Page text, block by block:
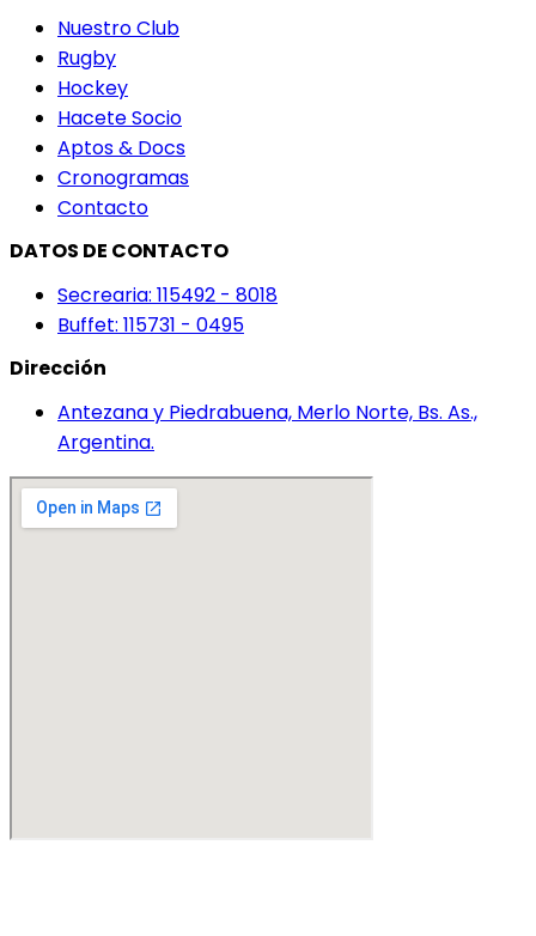
Nuestro Club
Rugby
Hockey
Hacete Socio
Aptos & Docs
Cronogramas
Contacto
DATOS DE CONTACTO
Secrearia: 115492 - 8018
Buffet: 115731 - 0495
Dirección
Antezana y Piedrabuena, Merlo Norte, Bs. As.,
Argentina.